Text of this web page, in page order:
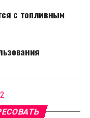
с топливным